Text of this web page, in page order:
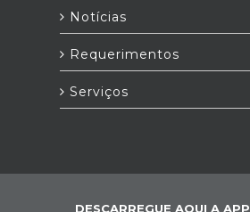
Notícias
Requerimentos
Serviços
DESCARREGUE AQUI A APP